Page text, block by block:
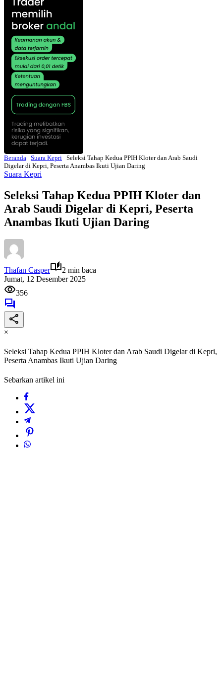
Beranda Suara Kepri Seleksi Tahap Kedua PPIH Kloter dan Arab Saudi
Digelar di Kepri, Peserta Anambas Ikuti Ujian Daring
Suara Kepri
Seleksi Tahap Kedua PPIH Kloter dan
Arab Saudi Digelar di Kepri, Peserta
Anambas Ikuti Ujian Daring
Thafan Casper
2 min baca
Jumat, 12 Desember 2025
356
×
Seleksi Tahap Kedua PPIH Kloter dan Arab Saudi Digelar di Kepri,
Peserta Anambas Ikuti Ujian Daring
Sebarkan artikel ini